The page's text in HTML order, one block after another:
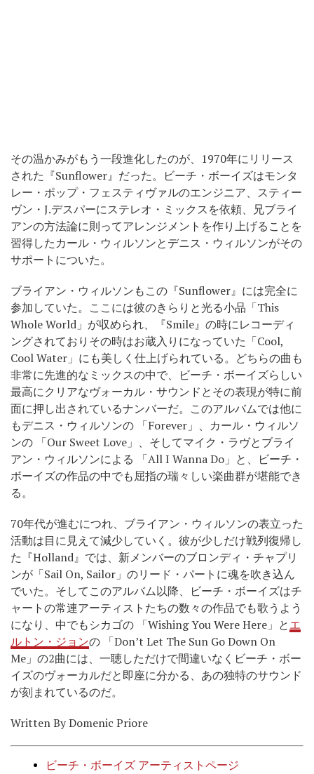
その温かみがもう一段進化したのが、1970年にリリース
された『Sunflower』だった。ビーチ・ボーイズはモンタ
レー・ポップ・フェスティヴァルのエンジニア、スティー
ヴン・J.デスパーにステレオ・ミックスを依頼、兄ブライ
アンの方法論に則ってアレンジメントを作り上げることを
習得したカール・ウィルソンとデニス・ウィルソンがその
サポートについた。
ブライアン・ウィルソンもこの『Sunflower』には完全に
参加していた。ここには彼のきらりと光る小品「This
Whole World」が収められ、『Smile』の時にレコーディ
ングされておりその時はお蔵入りになっていた「Cool,
Cool Water」にも美しく仕上げられている。どちらの曲も
非常に先進的なミックスの中で、ビーチ・ボーイズらしい
最高にクリアなヴォーカル・サウンドとその表現が特に前
面に押し出されているナンバーだ。このアルバムでは他に
もデニス・ウィルソンの 「Forever」、カール・ウィルソ
ンの 「Our Sweet Love」、そしてマイク・ラヴとブライ
アン・ウィルソンによる 「All I Wanna Do」と、ビーチ・
ボーイズの作品の中でも屈指の瑞々しい楽曲群が堪能でき
る。
70年代が進むにつれ、ブライアン・ウィルソンの表立った
活動は目に見えて減少していく。彼が少しだけ戦列復帰し
た『Holland』では、新メンバーのブロンディ・チャプリ
ンが「Sail On, Sailor」のリード・パートに魂を吹き込ん
でいた。そしてこのアルバム以降、ビーチ・ボーイズはチ
ャートの常連アーティストたちの数々の作品でも歌うよう
になり、中でもシカゴの 「Wishing You Were Here」とエ
ルトン・ジョンの 「Don’t Let The Sun Go Down On
Me」の2曲には、一聴しただけで間違いなくビーチ・ボー
イズのヴォーカルだと即座に分かる、あの独特のサウンド
が刻まれているのだ。
Written By Domenic Priore
ビーチ・ボーイズ アーティストページ